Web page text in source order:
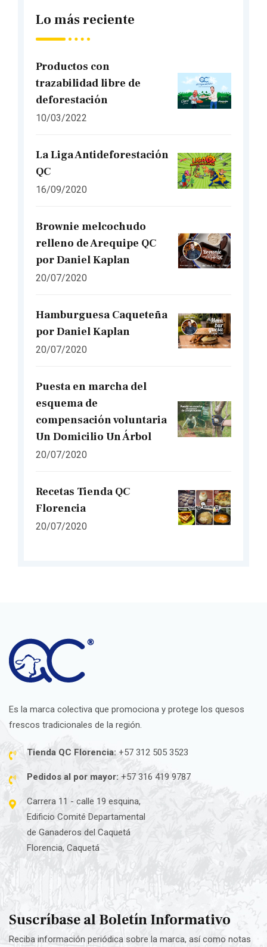
Lo más reciente
Productos con
trazabilidad libre de
deforestación
10/03/2022
La Liga Antideforestación
QC
16/09/2020
Brownie melcochudo
relleno de Arequipe QC
por Daniel Kaplan
20/07/2020
Hamburguesa Caqueteña
por Daniel Kaplan
20/07/2020
Puesta en marcha del
esquema de
compensación voluntaria
Un Domicilio Un Árbol
20/07/2020
Recetas Tienda QC
Florencia
20/07/2020
Es la marca colectiva que promociona y protege los quesos
frescos tradicionales de la región.
Tienda QC Florencia: +57 312 505 3523
Pedidos al por mayor: +57 316 419 9787
Carrera 11 - calle 19 esquina,
Edificio Comité Departamental
de Ganaderos del Caquetá
Florencia, Caquetá
Suscríbase al Boletín Informativo
Reciba información periódica sobre la marca, así como notas